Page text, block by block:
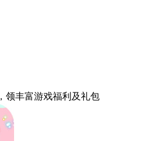
，领丰富游戏福利 及礼包